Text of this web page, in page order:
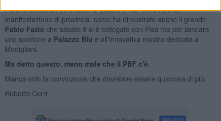
Perchè senza un vero salto di qualità il PBF rimarrà una
manifestazione di provincia, come ha dimostrato anche il grande
Fabio Fazio che sabato 8 si è collegato con Pisa ma per lanciare
uno spottone a Palazzo Blu e all'innovativa mostra dedicata a
Modigliani.
Ma detto questo, meno male che il PBF c'è.
Manca solo la convinzione che dovrebbe essere qualcosa di più.
Roberto Cerri